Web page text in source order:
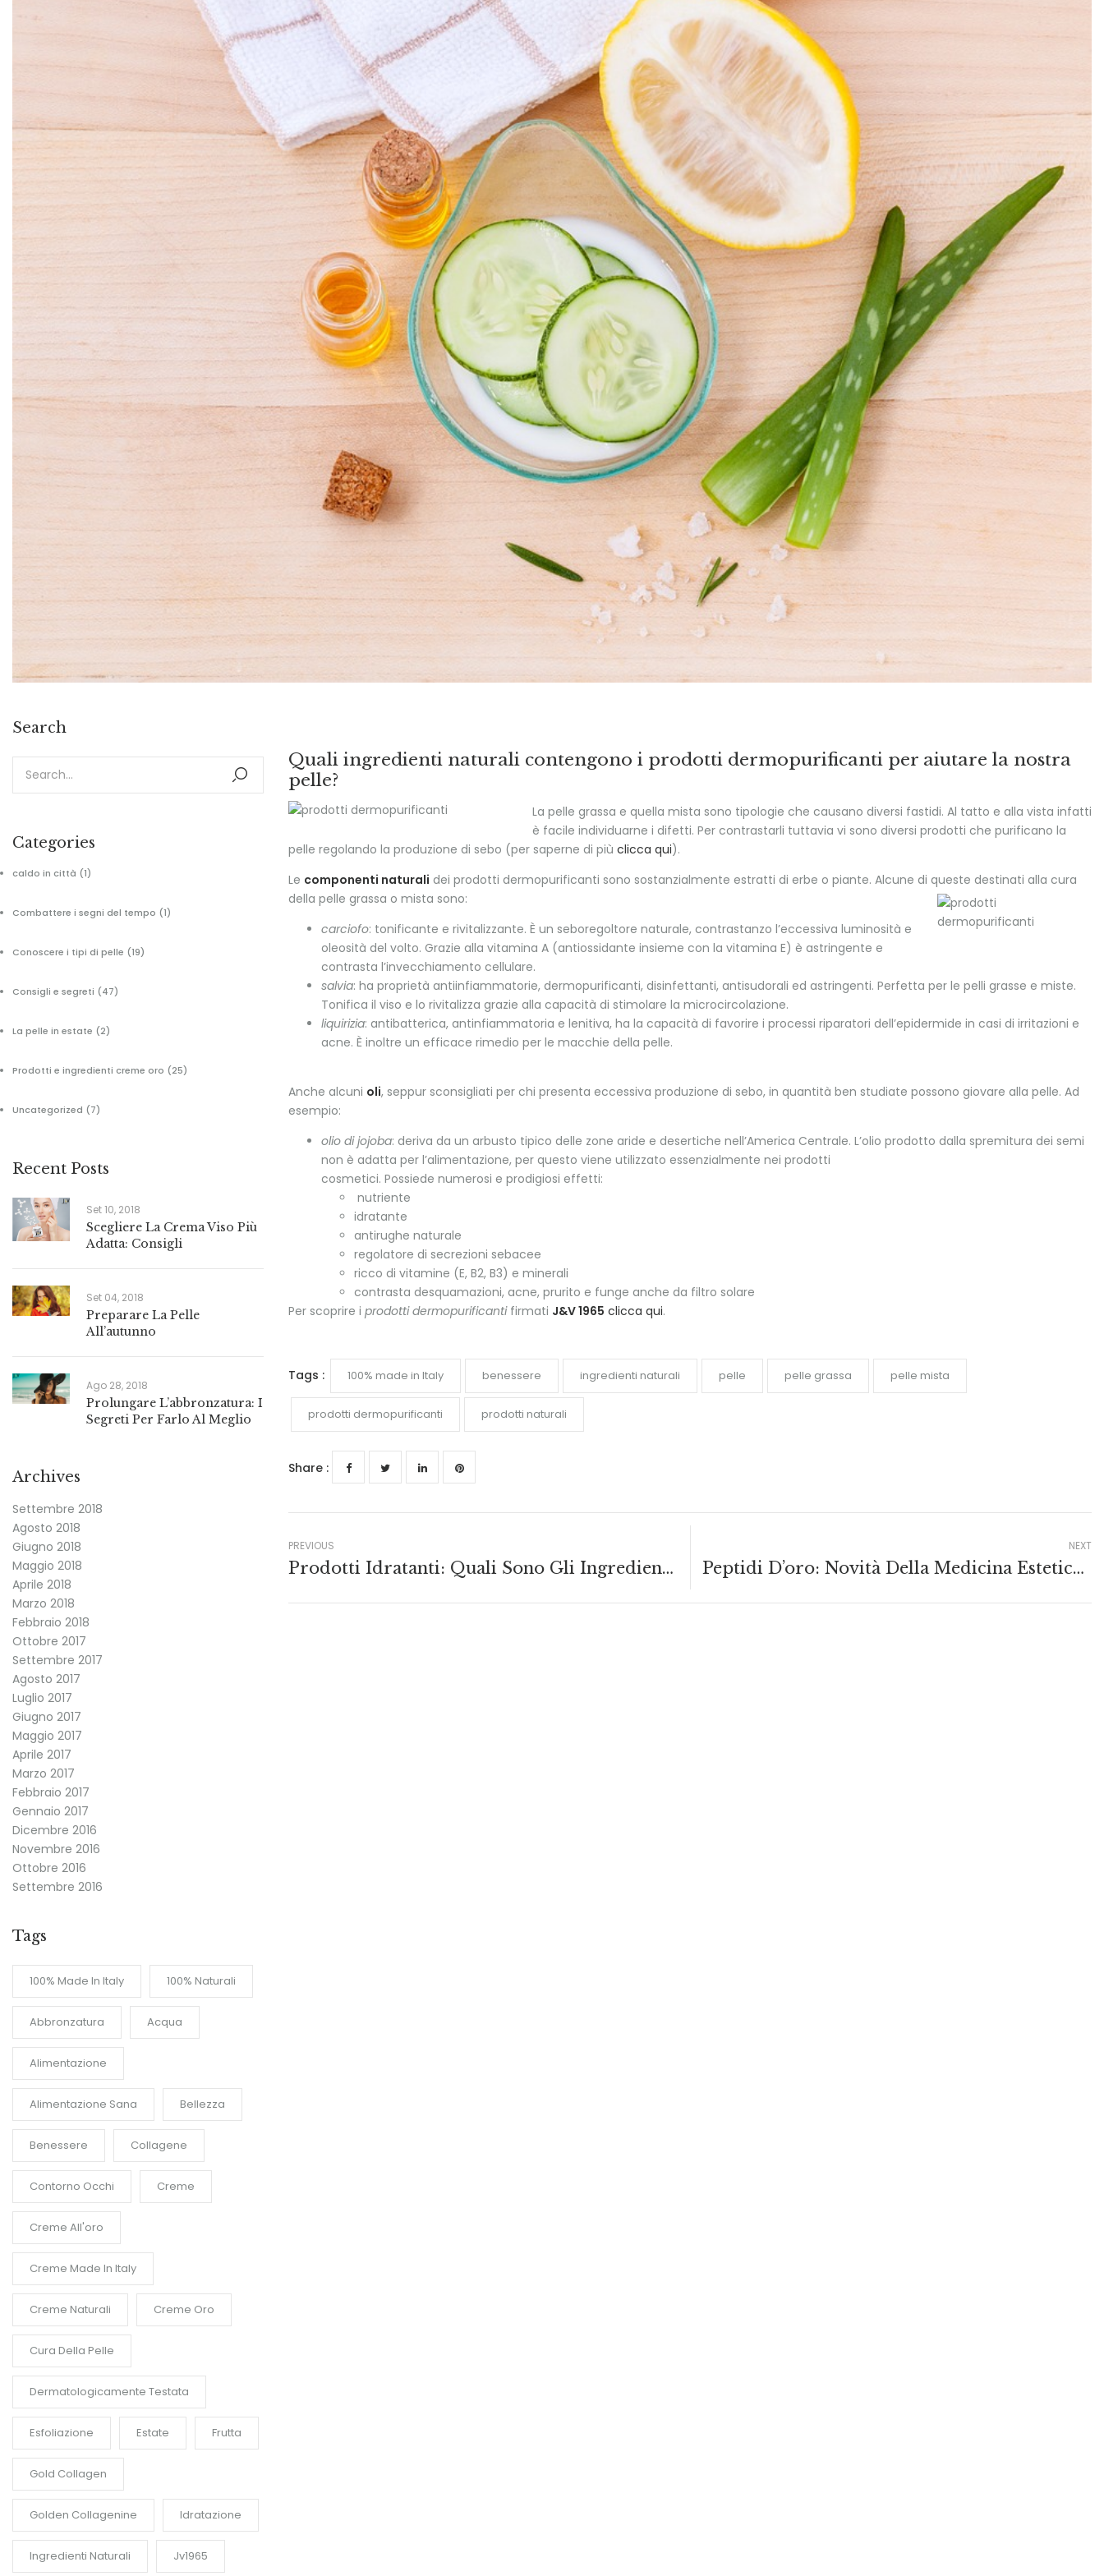
Search
Categories
caldo in città (1)
Combattere i segni del tempo (1)
Conoscere i tipi di pelle (19)
Consigli e segreti (47)
La pelle in estate (2)
Prodotti e ingredienti creme oro (25)
Uncategorized (7)
Recent Posts
Set 10, 2018
Scegliere La Crema Viso Più
Adatta: Consigli
Set 04, 2018
Preparare La Pelle
All’autunno
Ago 28, 2018
Prolungare L’abbronzatura: I
Segreti Per Farlo Al Meglio
Archives
Settembre 2018
Agosto 2018
Giugno 2018
Maggio 2018
Aprile 2018
Marzo 2018
Febbraio 2018
Ottobre 2017
Settembre 2017
Agosto 2017
Luglio 2017
Giugno 2017
Maggio 2017
Aprile 2017
Marzo 2017
Febbraio 2017
Gennaio 2017
Dicembre 2016
Novembre 2016
Ottobre 2016
Settembre 2016
Tags
100% Made In Italy 100% Naturali
Abbronzatura Acqua
Alimentazione
Alimentazione Sana Bellezza
Benessere Collagene
Contorno Occhi Creme
Creme All'oro
Creme Made In Italy
Creme Naturali Creme Oro
Cura Della Pelle
Dermatologicamente Testata
Esfoliazione Estate Frutta
Gold Collagen
Golden Collagenine Idratazione
Ingredienti Naturali Jv1965
Quali ingredienti naturali contengono i prodotti dermopurificanti per aiutare la nostra
pelle?
La pelle grassa e quella mista sono tipologie che causano diversi fastidi. Al tatto e alla vista infatti
è facile individuarne i difetti. Per contrastarli tuttavia vi sono diversi prodotti che purificano la
pelle regolando la produzione di sebo (per saperne di più clicca qui).
Le componenti naturali dei prodotti dermopurificanti sono sostanzialmente estratti di erbe o piante. Alcune di queste destinati alla cura
della pelle grassa o mista sono:
carciofo: tonificante e rivitalizzante. È un seboregoltore naturale, contrastanzo l’eccessiva luminosità e
oleosità del volto. Grazie alla vitamina A (antiossidante insieme con la vitamina E) è astringente e
contrasta l’invecchiamento cellulare.
salvia: ha proprietà antiinfiammatorie, dermopurificanti, disinfettanti, antisudorali ed astringenti. Perfetta per le pelli grasse e miste.
Tonifica il viso e lo rivitalizza grazie alla capacità di stimolare la microcircolazione.
liquirizia: antibatterica, antinfiammatoria e lenitiva, ha la capacità di favorire i processi riparatori dell’epidermide in casi di irritazioni e
acne. È inoltre un efficace rimedio per le macchie della pelle.
Anche alcuni oli, seppur sconsigliati per chi presenta eccessiva produzione di sebo, in quantità ben studiate possono giovare alla pelle. Ad
esempio:
olio di jojoba: deriva da un arbusto tipico delle zone aride e desertiche nell’America Centrale. L’olio prodotto dalla spremitura dei semi
non è adatta per l’alimentazione, per questo viene utilizzato essenzialmente nei prodotti
cosmetici. Possiede numerosi e prodigiosi effetti:
nutriente
idratante
antirughe naturale
regolatore di secrezioni sebacee
ricco di vitamine (E, B2, B3) e minerali
contrasta desquamazioni, acne, prurito e funge anche da filtro solare
Per scoprire i prodotti dermopurificanti firmati J&V 1965 clicca qui.
Tags : 100% made in Italy benessere ingredienti naturali pelle pelle grassa pelle mista
prodotti dermopurificanti prodotti naturali
Share :
PREVIOUS
Prodotti Idratanti: Quali Sono Gli Ingredienti? Quali Benefici Apportano?
NEXT
Peptidi D’oro: Novità Della Medicina Estetica Per La Cura Del Viso.